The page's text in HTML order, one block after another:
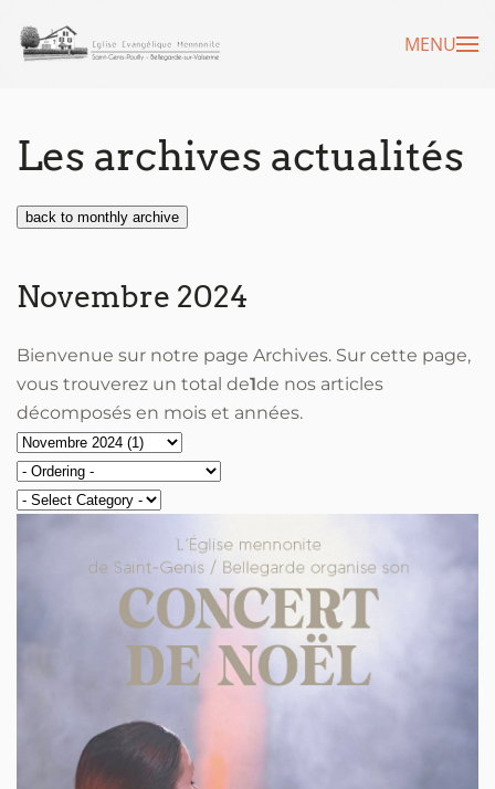
Accéder au contenu principal MENU
Les archives actualités
back to monthly archive
Novembre 2024
Bienvenue sur notre page Archives. Sur cette page,
vous trouverez un total de1de nos articles
décomposés en mois et années.